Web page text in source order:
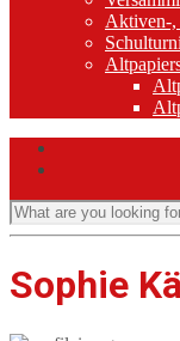
Aktiven-,
Sophie